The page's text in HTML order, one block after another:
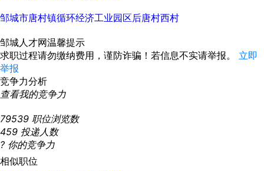
邹城市唐村镇循环经济工业园区后唐村西村
邹城人才网温馨提示
求职过程请勿缴纳费用，谨防诈骗！若信息不实请举报。 立即
举报
竞争力分析
查看我的竞争力
79539 职位浏览数
459 投递人数
? 你的竞争力
相似职位